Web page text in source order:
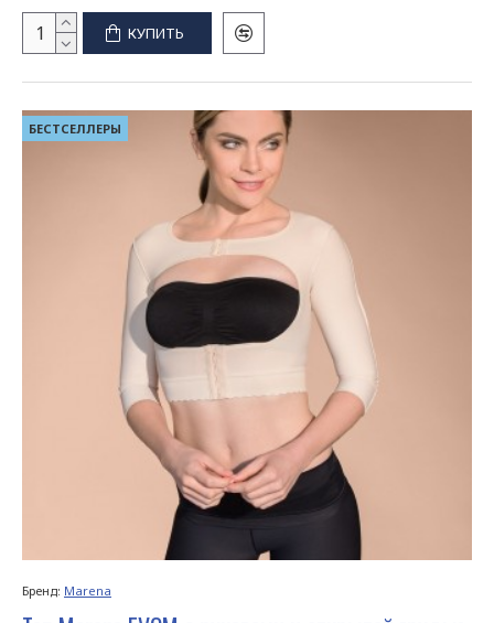
КУПИТЬ
БЕСТСЕЛЛЕРЫ
Бренд: Marena